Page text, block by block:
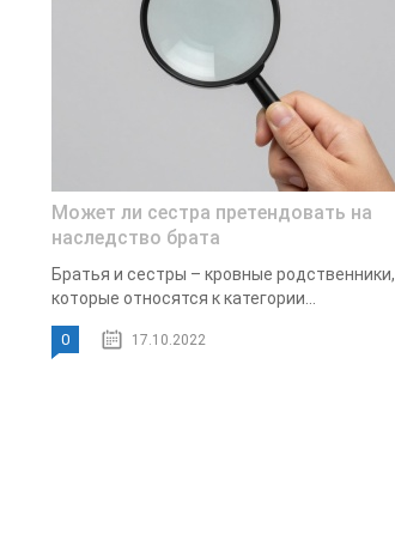
Может ли сестра претендовать на
наследство брата
Братья и сестры – кровные родственники,
которые относятся к категории...
0 17.10.2022